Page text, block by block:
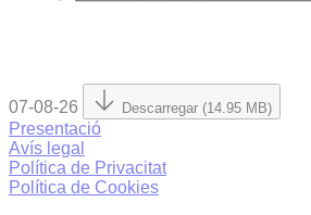
07-08-26 Descarregar (14.95 MB)
Presentació
Avís legal
Política de Privacitat
Política de Cookies